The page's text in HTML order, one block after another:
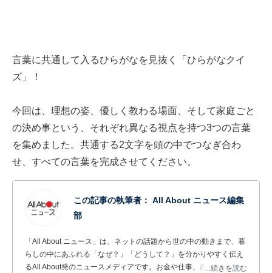
言葉に共通して入るひらがなを見抜く「ひらがなクイ
ズ」！
今回は、理想の姿、優しく教わる場面、そして家庭ごと
の決め事という、それぞれ異なる視点を持つ3つの言葉
を集めました。共通する2文字を頭の中でつなぎ合わ
せ、すべての言葉を完成させてください。
この記事の執筆者： All About ニュース編集
部
「All About ニュース」は、ネットの話題から世の中の動きまで、暮
らしの中にあふれる「なぜ？」「どうして？」を分かりやすく伝え
るAll About発のニュースメディアです。お金や仕事、恋愛、ITに関
...続きを読む